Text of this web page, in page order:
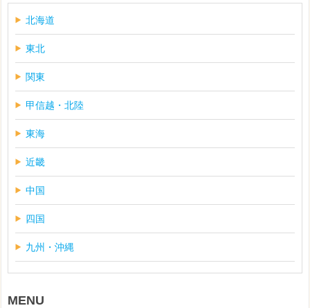
北海道
東北
関東
甲信越・北陸
東海
近畿
中国
四国
九州・沖縄
MENU